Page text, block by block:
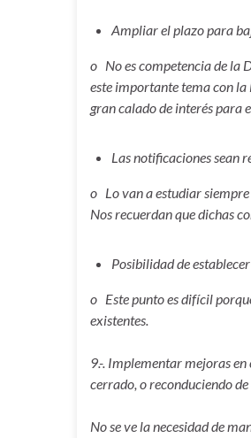
Ampliar el plazo para
o No es competencia de la
este importante tema con
gran calado de interés para
Las notificaciones sean
o Lo van a estudiar
Nos recuerdan que dichas
Posibilidad de
o Este punto es difícil
existentes.
9.-. Implementar mejoras
cerrado, o reconduciendo
No se ve la necesidad de